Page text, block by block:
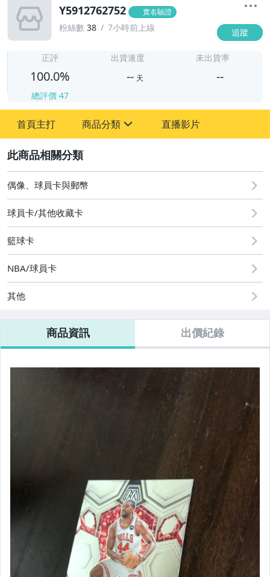
Y5912762752 實名驗證
粉絲數 38 7小時前上線 追蹤
正評
100.0%
總評價 47
出貨速度
-- 天
未出貨率
--
首頁主打 商品分類
偶像、球員卡與郵幣
直播影片
偶像、球員卡與郵幣
球員卡/其他收藏卡
籃球卡
NBA/球員卡
其他
商品資訊 出價紀錄